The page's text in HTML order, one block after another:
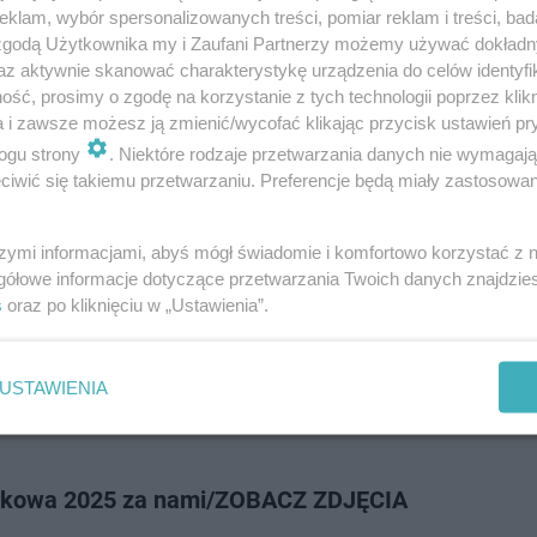
W tym roku czekają nas dwa dni dobrej zabawy. Impreza
6 lipca na boi…
Patrycja Markowska tak szybko wyszła za
która jeszcze niedawno deklarowała, że ślub nie jest jej
stanęła na ślubnym kobiercu! Co sprawiło, że zmieniła zdanie?
2025 za nami/ZOBACZ ZDJĘCIA
wybór spersonalizowanych treści, pomiar reklam i treści,
Użytkownika my i Zaufani Partnerzy możemy używać
aktywnie skanować charakterystykę urządzenia do celów
prosimy o zgodę na korzystanie z tych technologii poprzez
i zawsze możesz ją zmienić/wycofać klikając przycisk ustawień
strony
. Niektóre rodzaje przetwarzania danych nie
się takiemu przetwarzaniu. Preferencje będą miały
informacjami, abyś mógł świadomie i komfortowo korzystać z
informacje dotyczące przetwarzania Twoich danych
oraz po kliknięciu w „Ustawienia”.
USTAWIENIA